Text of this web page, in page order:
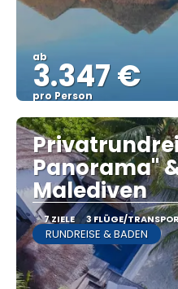
ab
3.347 €
pro Person
Panorama"
Malediven
7 ZIELE 3 FLÜGE/
RUNDREISE & BADEN